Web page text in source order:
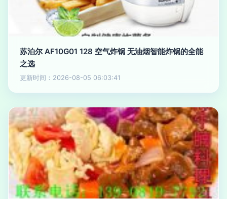
苏泊尔 AF10G01 128 空气炸锅 无油烟智能炸锅的全能
之选
更新时间：2026-08-05 06:03:41